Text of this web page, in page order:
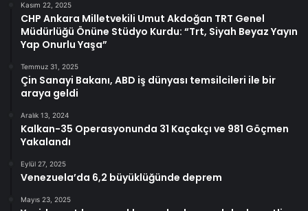
Kasım 22, 2025
CHP Ankara Milletvekili Umut Akdoğan TRT Genel
Müdürlüğü Önüne Stüdyo Kurdu: “Trt, Siyah Beyaz Yayın
Yap Onurlu Yaşa”
Temmuz 31, 2025
Çin Sanayi Bakanı, ABD iş dünyası temsilcileri ile bir
araya geldi
Aralık 13, 2024
Kalkan-35 Operasyonunda 31 Kaçakçı ve 981 Göçmen
Yakalandı
Eylül 27, 2025
Venezuela’da 6,2 büyüklüğünde deprem
Mayıs 23, 2025